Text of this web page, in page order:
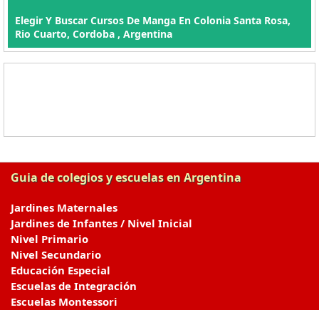
Elegir Y Buscar Cursos De Manga En Colonia Santa Rosa,
Rio Cuarto, Cordoba , Argentina
Guia de colegios y escuelas en Argentina
Jardines Maternales
Jardines de Infantes / Nivel Inicial
Nivel Primario
Nivel Secundario
Educación Especial
Escuelas de Integración
Escuelas Montessori